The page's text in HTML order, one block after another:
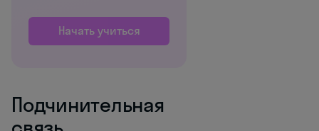
Начать учиться
Подчинительная